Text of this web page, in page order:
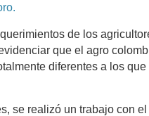
de los
que el agro
diferentes a los
se realizó un trabajo con